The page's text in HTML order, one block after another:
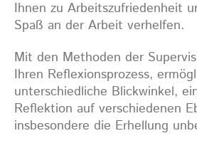
Ihnen zu Arbeitszufriedenheit
Spaß an der Arbeit verhelfen.
Mit den Methoden der
Ihren Reflexionsprozess,
unterschiedliche Blickwinkel,
Reflektion auf verschiedenen
insbesondere die Erhellung